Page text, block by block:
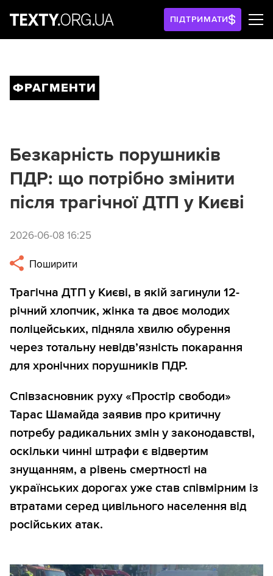
ПІДТРИМАТИ
ФРАГМЕНТИ
Безкарність порушників
ПДР: що потрібно змінити
після трагічної ДТП у Києві
2026-06-08 16:25
Поширити
Трагічна ДТП у Києві, в якій загинули 12-
річний хлопчик, жінка та двоє молодих
поліцейських, підняла хвилю обурення
через тотальну невідв’язність покарання
для хронічних порушників ПДР.
Співзасновник руху «Простір свободи»
Тарас Шамайда заявив про критичну
потребу радикальних змін у законодавстві,
оскільки чинні штрафи є відвертим
знущанням, а рівень смертності на
українських дорогах уже став співмірним із
втратами серед цивільного населення від
російських атак.